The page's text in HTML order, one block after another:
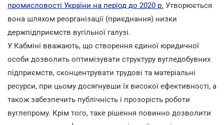
промисловості України на період до 2020 р. Утворюється
вона шляхом реорганізації (приєднання) низки
держпідприємств вугільної галузі.
У Кабміні вважають, що створення єдиної юридичної
особи дозволить оптимізувати структуру вугледобувних
підприємств, сконцентрувати трудові та матеріальні
ресурси, при цьому досягнувши їх високої ефективності, а
також забезпечить публічність і прозорість роботи
вуглепрому. Крім того, таке рішення повинно дозволити